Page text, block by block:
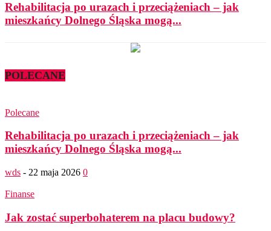
Rehabilitacja po urazach i przeciążeniach – jak
mieszkańcy Dolnego Śląska mogą...
POLECANE
Polecane
Rehabilitacja po urazach i przeciążeniach – jak
mieszkańcy Dolnego Śląska mogą...
wds - 22 maja 2026 0
Finanse
Jak zostać superbohaterem na placu budowy?